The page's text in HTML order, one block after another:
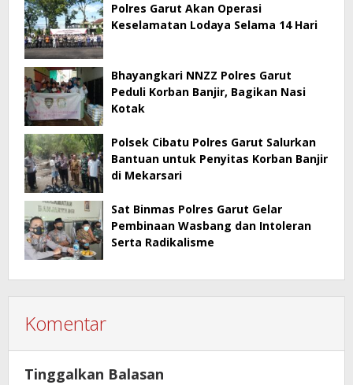
Polres Garut Akan Operasi
Keselamatan Lodaya Selama 14 Hari
Bhayangkari NNZZ Polres Garut
Peduli Korban Banjir, Bagikan Nasi
Kotak
Polsek Cibatu Polres Garut Salurkan
Bantuan untuk Penyitas Korban Banjir
di Mekarsari
Sat Binmas Polres Garut Gelar
Pembinaan Wasbang dan Intoleran
Serta Radikalisme
Komentar
Tinggalkan Balasan